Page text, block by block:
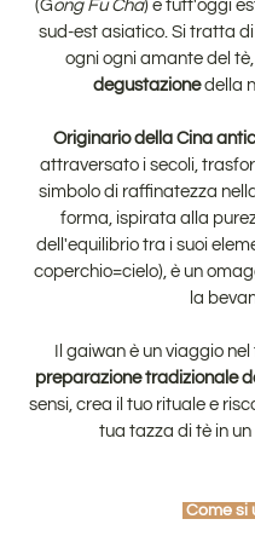
(Gong Fu Cha) e tutt'oggi
sud-est asiatico. Si tratta
ogni ogni amante del tè,
degustazionedella
Originario della Cina
attraversato i secoli,
simbolo di raffinatezza
forma, ispirata alla
dell'equilibrio tra i suoi
coperchio=cielo), è un
la
Il gaiwan è un viaggio
preparazionetradizionale
sensi, crea il tuo rituale e
tua tazza di tè in
Come si